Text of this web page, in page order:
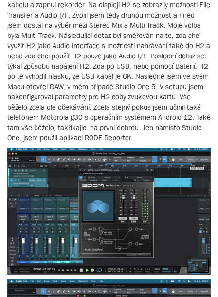
kabelu a zapnul rekordér. Na displeji H2 se zobrazily možnosti File
Transfer a Audio I/F. Zvolil jsem tedy druhou možnost a hned
jsem dostal na výběr mezi Stereo Mix a Multi Track. Moje volba
byla Multi Track. Následující dotaz byl směřován na to, zda chci
využít H2 jako Audio Interface s možností nahrávání také do H2 a
nebo zda chci použít H2 pouze jako Audio I/F. Poslední dotaz se
týkal způsobu napájení H2. Zda po USB, nebo pomocí Baterií. H2
po té vyhodil hlášku, že USB kabel je OK. Následně jsem ve svém
Macu otevřel DAW, v mém případě Studio One 5. V setupu jsem
nakonfiguroval parametry pro H2 coby zvukovou kartu. Vše
běželo zcela dle očekávání. Zcela stejný pokus jsem učinil také
telefonem Motorola g30 s operačním systémem Android 12. Také
tam vše běželo, takříkajíc, na první dobrou. Jen namísto Studio
One, jsem použil aplikaci RODE Reporter.